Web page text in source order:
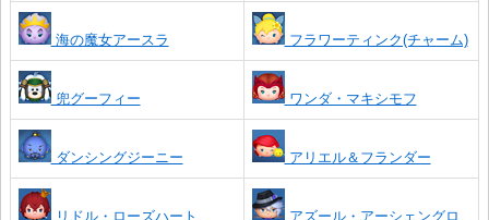
海の魔女アースラ フラワーティンク(チャーム)
兜グーフィー ワンダ・マキシモフ
ダンシングジーニー アリエル＆フランダー
リドル・ローズハート
アズール・アーシェングロ